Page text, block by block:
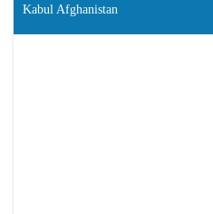
Kabul Afghanistan